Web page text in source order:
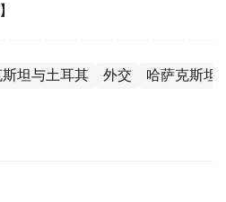
坦与土耳其 外交 哈萨克斯坦